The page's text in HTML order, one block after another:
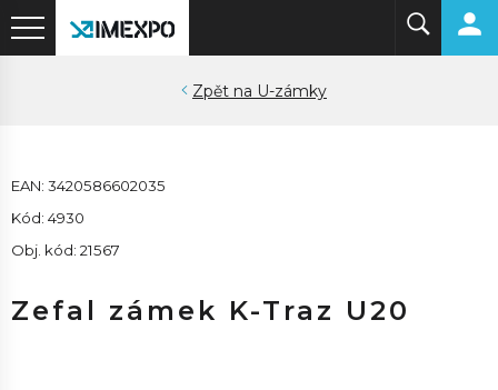
U-zámky
EAN: 3420586602035
Kód: 4930
Obj. kód: 21567
Zefal zámek K-Traz U20